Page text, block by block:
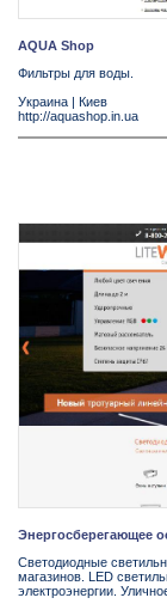
AQUA Shop
Фильтры для воды.
Украина
Киев
http://aquashop.in.ua
Энергосберегающее
Светодиодные
магазинов. LED
электроэнергии.